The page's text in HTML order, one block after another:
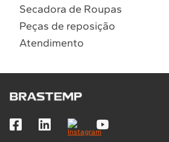
Secadora de Roupas
Peças de reposição
Atendimento